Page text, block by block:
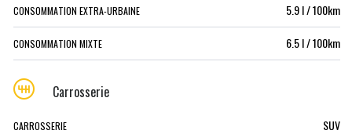
CONSOMMATION EXTRA-URBAINE 5.9 l / 100km
CONSOMMATION MIXTE 6.5 l / 100km
Carrosserie
CARROSSERIE SUV